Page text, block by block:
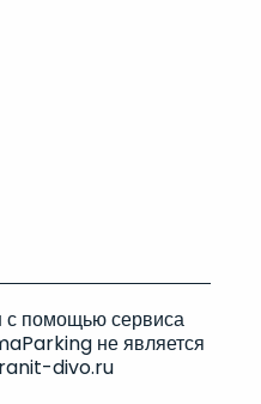
помощью сервиса
не является
divo.ru